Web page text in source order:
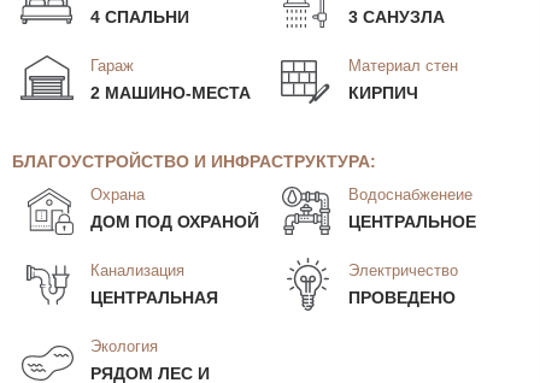
4 СПАЛЬНИ 3 САНУЗЛА
Гараж
2 МАШИНО-МЕСТА
Материал стен
КИРПИЧ
БЛАГОУСТРОЙСТВО И ИНФРАСТРУКТУРА:
Охрана
ДОМ ПОД ОХРАНОЙ
Водоснабженеие
ЦЕНТРАЛЬНОЕ
Канализация
ЦЕНТРАЛЬНАЯ
Электричество
ПРОВЕДЕНО
Экология
РЯДОМ ЛЕС И